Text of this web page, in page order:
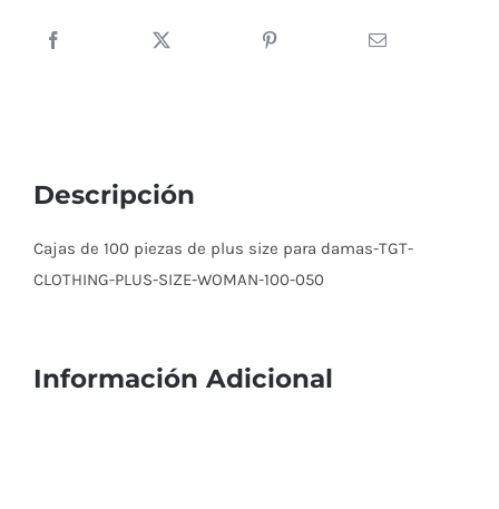
Descripción
Cajas de 100 piezas de plus size para damas-TGT-
CLOTHING-PLUS-SIZE-WOMAN-100-050
Información Adicional